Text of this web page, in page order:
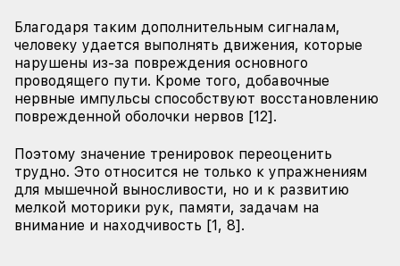
Благодаря таким дополнительным сигналам,
человеку удается выполнять движения, которые
нарушены из-за повреждения основного
проводящего пути. Кроме того, добавочные
нервные импульсы способствуют восстановлению
поврежденной оболочки нервов [12].
Поэтому значение тренировок переоценить
трудно. Это относится не только к упражнениям
для мышечной выносливости, но и к развитию
мелкой моторики рук, памяти, задачам на
внимание и находчивость [1, 8].